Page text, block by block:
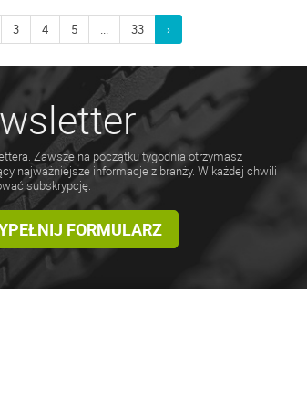
3 4 5 33 ›
Zawsze na początku tygodnia otrzymasz
najważniejsze informacje z branży. W każdej chwili
subskrypcję.
FORMULARZ